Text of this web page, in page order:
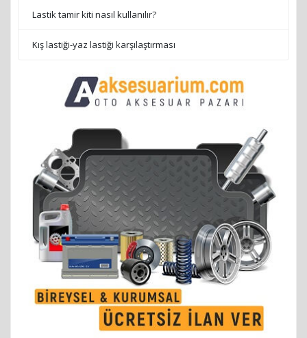
Lastik tamir kiti nasıl kullanılır?
Kış lastiği-yaz lastiği karşılaştırması